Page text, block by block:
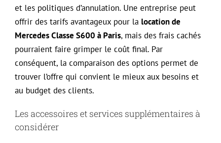
et les politiques d’annulation. Une entreprise peut
offrir des tarifs avantageux pour la location de
Mercedes Classe S600 à Paris, mais des frais cachés
pourraient faire grimper le coût final. Par
conséquent, la comparaison des options permet de
trouver l’offre qui convient le mieux aux besoins et
au budget des clients.
Les accessoires et services supplémentaires à
considérer